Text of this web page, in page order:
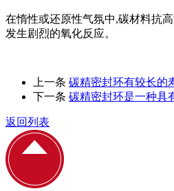
在惰性或还原性气氛中,碳材料抗
发生剧烈的氧化反应。
上一条 碳精密封环有较长的
下一条 碳精密封环是一种具
返回列表